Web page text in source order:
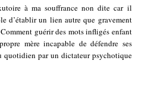
à ma souffrance non dite car il
d’établir un lien autre que gravement
guérir des mots infligés enfant
mère incapable de défendre ses
quotidien par un dictateur psychotique